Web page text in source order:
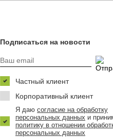
Подписаться на новости
Частный клиент
Корпоративный клиент
Я даю согласие на обработку
персональных данных и
политику в отношении
персональных данных